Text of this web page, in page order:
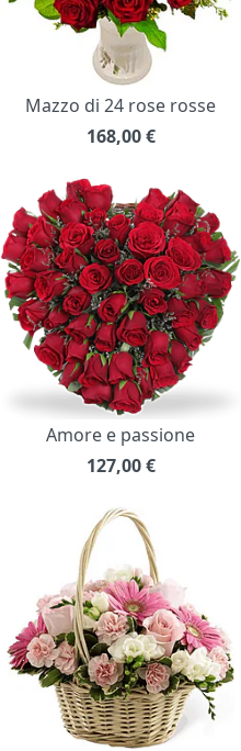
Mazzo di 24 rose rosse
168,00 €
Amore e passione
127,00 €